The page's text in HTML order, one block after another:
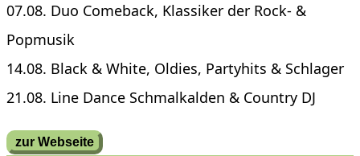
07.08. Duo Comeback, Klassiker der Rock- &
Popmusik
14.08. Black & White, Oldies, Partyhits & Schlager
21.08. Line Dance Schmalkalden & Country DJ
zur Webseite